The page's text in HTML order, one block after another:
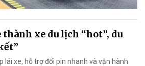
xe du lịch “hot”, du
lái xe, hỗ trợ đổi pin nhanh và vận hành